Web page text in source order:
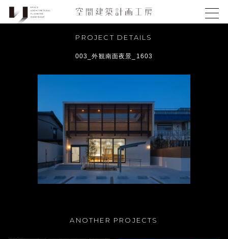
PROJECT DETAILS
003_外観南面夜景_1603
ANOTHER PROJECTS